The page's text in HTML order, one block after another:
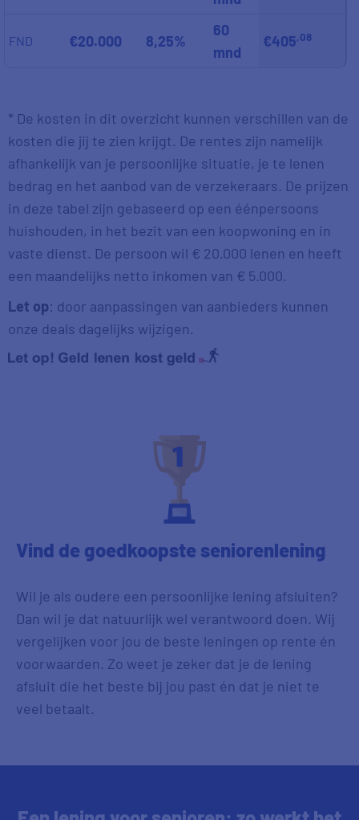
FND €20.000 8,25%
60
mnd
€405,08
* De kosten in dit overzicht kunnen verschillen van de
kosten die jij te zien krijgt. De rentes zijn namelijk
afhankelijk van je persoonlijke situatie, je te lenen
bedrag en het aanbod van de verzekeraars. De prijzen
in deze tabel zijn gebaseerd op een éénpersoons
huishouden, in het bezit van een koopwoning en in
vaste dienst. De persoon wil € 20.000 lenen en heeft
een maandelijks netto inkomen van € 5.000.
Let op: door aanpassingen van aanbieders kunnen
onze deals dagelijks wijzigen.
Vind de goedkoopste seniorenlening
Wil je als oudere een persoonlijke lening afsluiten?
Dan wil je dat natuurlijk wel verantwoord doen. Wij
vergelijken voor jou de beste leningen op rente én
voorwaarden. Zo weet je zeker dat je de lening
afsluit die het beste bij jou past én dat je niet te
veel betaalt.